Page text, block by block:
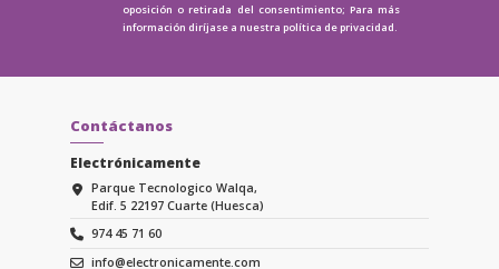
oposición o retirada del consentimiento; Para más
información diríjase a nuestra política de privacidad.
Contáctanos
Electrónicamente
Parque Tecnologico Walqa,
Edif. 5 22197 Cuarte (Huesca)
974 45 71 60
info@electronicamente.com